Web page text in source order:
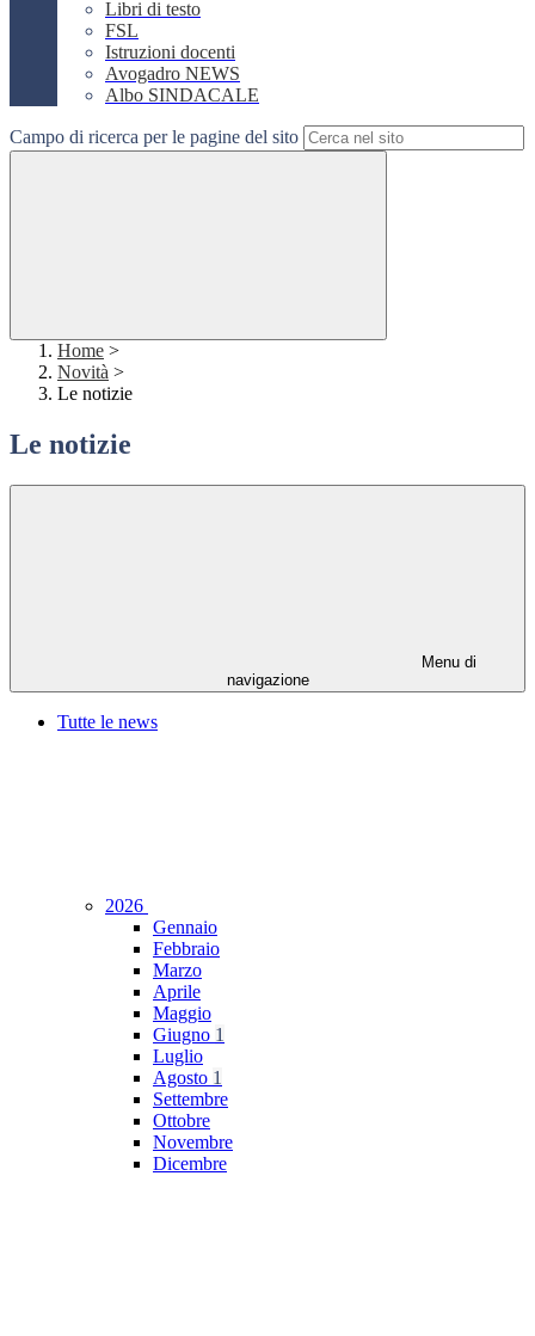
Libri di testo
FSL
Istruzioni docenti
Avogadro NEWS
Albo SINDACALE
Campo di ricerca per le pagine del sito
Home >
Novità >
Le notizie
Le notizie
Menu di
navigazione
Tutte le news
2026
Gennaio
Febbraio
Marzo
Aprile
Maggio
Giugno 1
Luglio
Agosto 1
Settembre
Ottobre
Novembre
Dicembre